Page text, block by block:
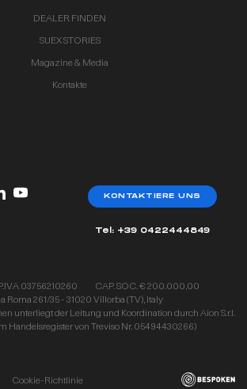
DEALER FINDEN
SUEX STORIES
Magazine & Media
Kontakte
KONTAKTIERE UNS
Tel: +39 0422444849
P.IVA 03756210260
CAP. SOC. € 200.000,00
Roma 261/35 - 31020 Villorba (TV), Italy
unterliegt der Leitung und Koordination durch Aion S.r.l.
Handelsregister von Treviso Nr. 05494430266)
Cookie-Richtlinie